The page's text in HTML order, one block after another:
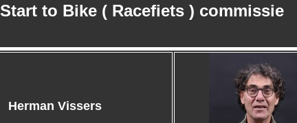
Start to Bike ( Racefiets ) commissie
Herman Vissers